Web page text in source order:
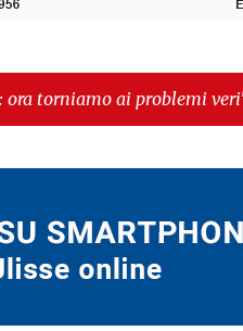
veri" -"Cava de'